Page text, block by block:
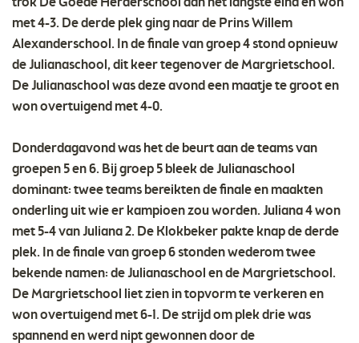
met 4-3. De derde plek ging naar de Prins Willem
Alexanderschool. In de finale van groep 4 stond opnieuw
de Julianaschool, dit keer tegenover de Margrietschool.
De Julianaschool was deze avond een maatje te groot en
won overtuigend met 4-0.
Donderdagavond was het de beurt aan de teams van
groepen 5 en 6. Bij groep 5 bleek de Julianaschool
dominant: twee teams bereikten de finale en maakten
onderling uit wie er kampioen zou worden. Juliana 4 won
met 5-4 van Juliana 2. De Klokbeker pakte knap de derde
plek. In de finale van groep 6 stonden wederom twee
bekende namen: de Julianaschool en de Margrietschool.
De Margrietschool liet zien in topvorm te verkeren en
won overtuigend met 6-1. De strijd om plek drie was
spannend en werd nipt gewonnen door de